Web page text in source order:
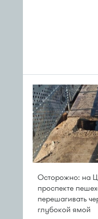
Осторожно: на
проспекте
перешагивать
глубокой ямой